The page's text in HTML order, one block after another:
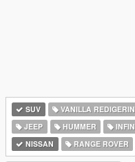
SUV VANILLA
JEEP
HUMMER
NISSAN
RANGE ROVER